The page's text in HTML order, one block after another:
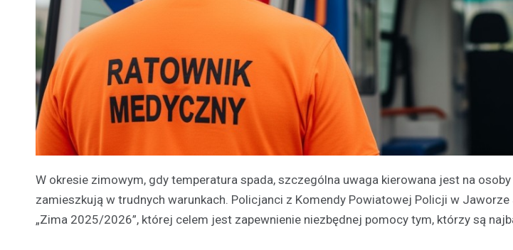
W okresie zimowym, gdy temperatura spada, szczególna uwaga kierowana jest na
zamieszkują w trudnych warunkach. Policjanci z Komendy Powiatowej Policji w
„Zima 2025/2026”, której celem jest zapewnienie niezbędnej pomocy tym, którzy są